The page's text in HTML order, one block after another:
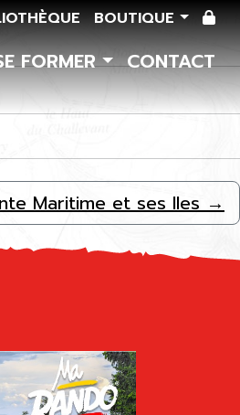
BOUTIQUE
FORMER CONTACT
Maritime et ses Iles →